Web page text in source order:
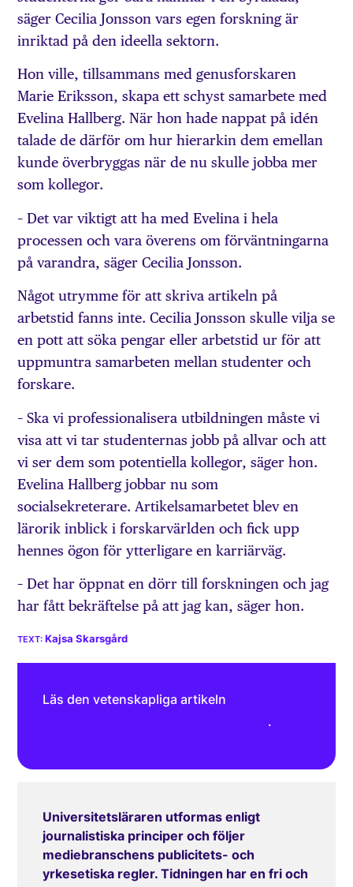
säger Cecilia Jonsson vars egen forskning är
inriktad på den ideella sektorn.
Hon ville, tillsammans med genusforskaren
Marie Eriksson, skapa ett schyst samarbete med
Evelina Hallberg. När hon hade nappat på idén
talade de därför om hur hierarkin dem emellan
kunde överbryggas när de nu skulle jobba mer
som kollegor.
– Det var viktigt att ha med Evelina i hela
processen och vara överens om förväntningarna
på varandra, säger Cecilia Jonsson.
Något utrymme för att skriva artikeln på
arbetstid fanns inte. Cecilia Jonsson skulle vilja se
en pott att söka pengar eller arbetstid ur för att
uppmuntra samarbeten mellan studenter och
forskare.
– Ska vi professionalisera utbildningen måste vi
visa att vi tar studenternas jobb på allvar och att
vi ser dem som potentiella kollegor, säger hon.
Evelina Hallberg jobbar nu som
socialsekreterare. Artikelsamarbetet blev en
lärorik inblick i forskarvärlden och fick upp
hennes ögon för ytterligare en karriärväg.
– Det har öppnat en dörr till forskningen och jag
har fått bekräftelse på att jag kan, säger hon.
Kajsa Skarsgård
Läs den vetenskapliga artikeln
.
Universitetsläraren utformas enligt
journalistiska principer och följer
mediebranschens publicitets- och
yrkesetiska regler. Tidningen har en fri och